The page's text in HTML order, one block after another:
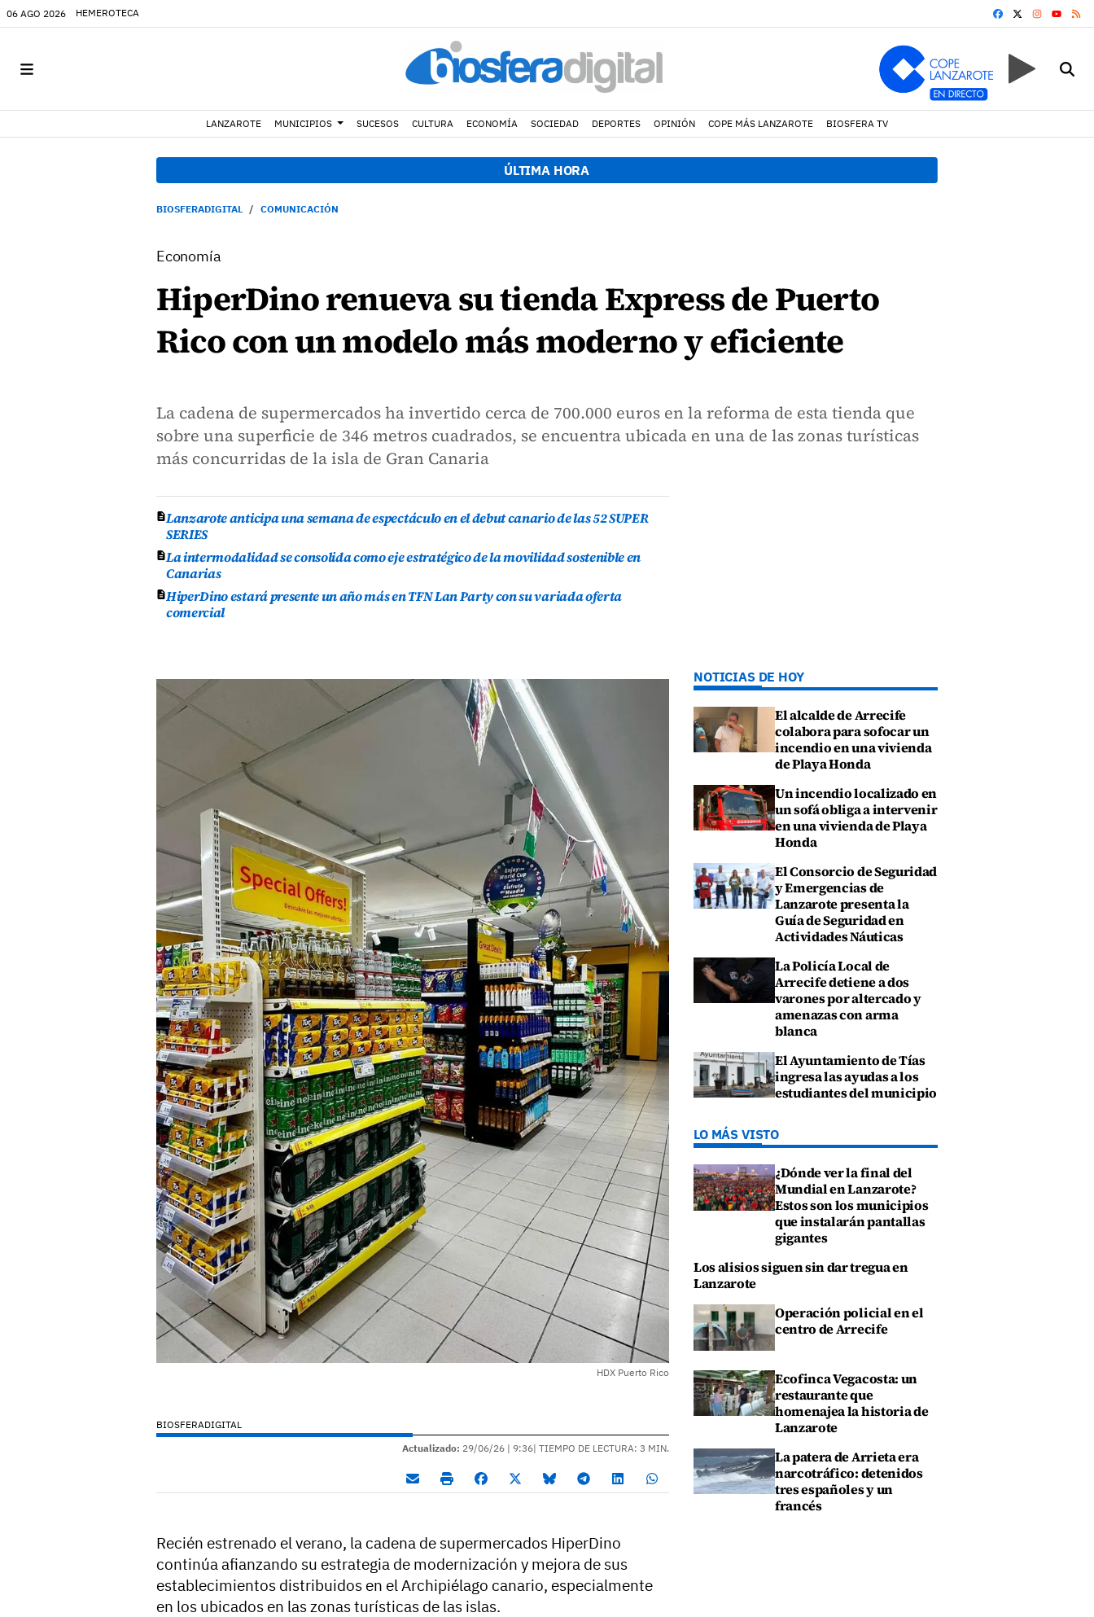
06 AGO 2026 HEMEROTECA FACEBOOK
YOUTUBE
LANZAROTE MUNICIPIOS SUCESOS CULTURA ECONOMÍA SOCIEDAD DEPORTES OPINIÓN COPE MÁS LANZAROTE BIOSFERA TV
ÚLTIMA HORA
BIOSFERADIGITAL COMUNICACIÓN
Economía
HiperDino renueva su tienda Express de Puerto
Rico con un modelo más moderno y eficiente
La cadena de supermercados ha invertido cerca de 700.000 euros en la reforma de esta tienda que
sobre una superficie de 346 metros cuadrados, se encuentra ubicada en una de las zonas turísticas
más concurridas de la isla de Gran Canaria
Lanzarote anticipa una semana de espectáculo en el debut canario de las 52 SUPER
SERIES
La intermodalidad se consolida como eje estratégico de la movilidad sostenible en
Canarias
HiperDino estará presente un año más en TFN Lan Party con su variada oferta
comercial
HDX Puerto Rico
BIOSFERADIGITAL
Actualizado: 29/06/26 | 9:36| TIEMPO DE LECTURA: 3 MIN.
Recién estrenado el verano, la cadena de supermercados HiperDino
continúa afianzando su estrategia de modernización y mejora de sus
establecimientos distribuidos en el Archipiélago canario, especialmente
en los ubicados en las zonas turísticas de las islas.
NOTICIAS DE HOY
El alcalde de Arrecife
colabora para sofocar un
incendio en una vivienda
de Playa Honda
Un incendio localizado en
un sofá obliga a intervenir
en una vivienda de Playa
Honda
El Consorcio de Seguridad
y Emergencias de
Lanzarote presenta la
Guía de Seguridad en
Actividades Náuticas
La Policía Local de
Arrecife detiene a dos
varones por altercado y
amenazas con arma
blanca
El Ayuntamiento de Tías
ingresa las ayudas a los
estudiantes del municipio
LO MÁS VISTO
¿Dónde ver la final del
Mundial en Lanzarote?
Estos son los municipios
que instalarán pantallas
gigantes
Los alisios siguen sin dar tregua en
Lanzarote
Operación policial en el
centro de Arrecife
Ecofinca Vegacosta: un
restaurante que
homenajea la historia de
Lanzarote
La patera de Arrieta era
narcotráfico: detenidos
tres españoles y un
francés